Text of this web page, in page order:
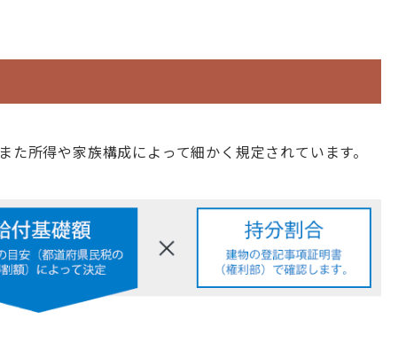
所得や家族構成によって細かく規定されています。